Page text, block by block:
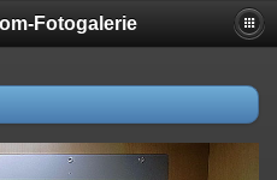
Fotogalerie